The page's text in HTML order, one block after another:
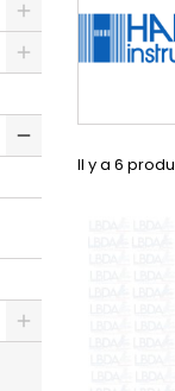
Il y a 6